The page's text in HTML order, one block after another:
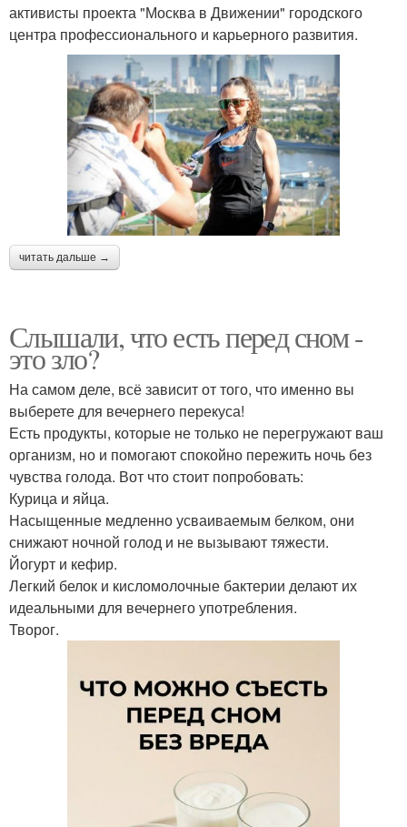
активисты проекта "Москва в Движении" городского
центра профессионального и карьерного развития.
читать дальше →
Слышали, что есть перед сном -
это зло?
На самом деле, всё зависит от того, что именно вы
выберете для вечернего перекуса!
Есть продукты, которые не только не перегружают ваш
организм, но и помогают спокойно пережить ночь без
чувства голода. Вот что стоит попробовать:
Курица и яйца.
Насыщенные медленно усваиваемым белком, они
снижают ночной голод и не вызывают тяжести.
Йогурт и кефир.
Легкий белок и кисломолочные бактерии делают их
идеальными для вечернего употребления.
Творог.